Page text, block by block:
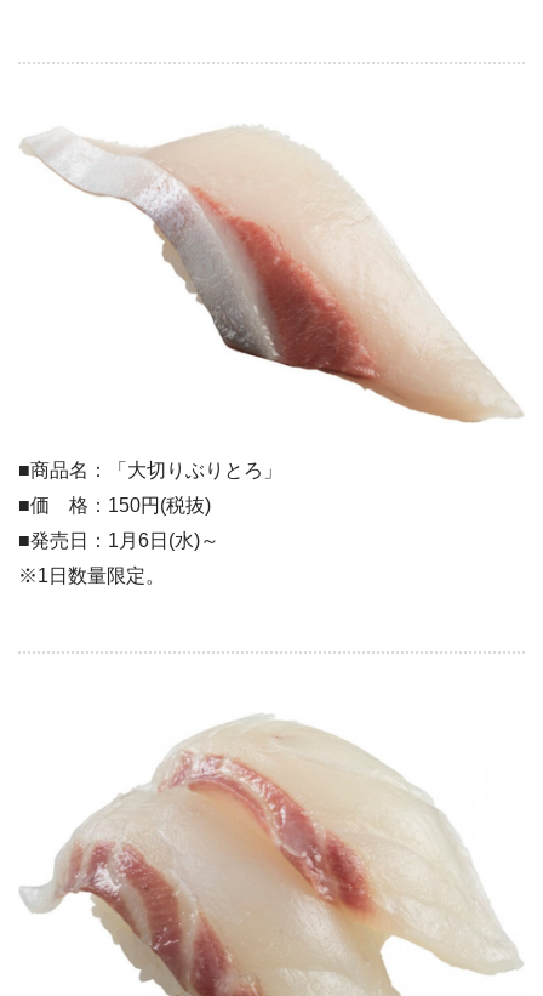
■商品名：「大切りぶりとろ」
■価 格：150円(税抜)
■発売日：1月6日(水)～
※1日数量限定。